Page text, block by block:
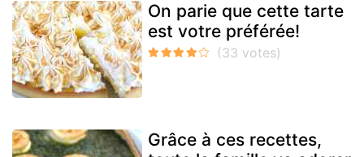
On parie que cette tarte
est votre préférée!
Grâce à ces recettes,